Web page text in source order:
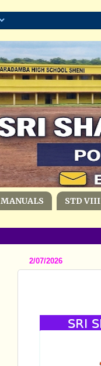
MANUALS STD VIII
2/07/2026